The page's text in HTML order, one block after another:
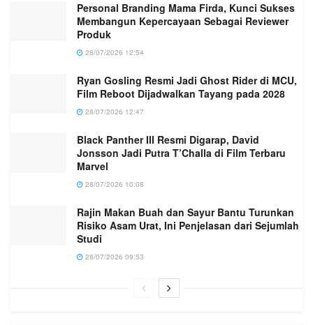
Personal Branding Mama Firda, Kunci Sukses
Membangun Kepercayaan Sebagai Reviewer
Produk
28/07/2026 12:54
Ryan Gosling Resmi Jadi Ghost Rider di MCU,
Film Reboot Dijadwalkan Tayang pada 2028
28/07/2026 12:47
Black Panther III Resmi Digarap, David
Jonsson Jadi Putra T’Challa di Film Terbaru
Marvel
28/07/2026 10:08
Rajin Makan Buah dan Sayur Bantu Turunkan
Risiko Asam Urat, Ini Penjelasan dari Sejumlah
Studi
28/07/2026 09:53